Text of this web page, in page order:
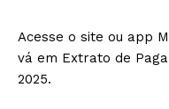
Acesse o site ou app
vá em Extrato de
2025.